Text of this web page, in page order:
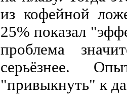
из кофейной
25% показал
проблема
серьёзнее.
"привыкнуть" к